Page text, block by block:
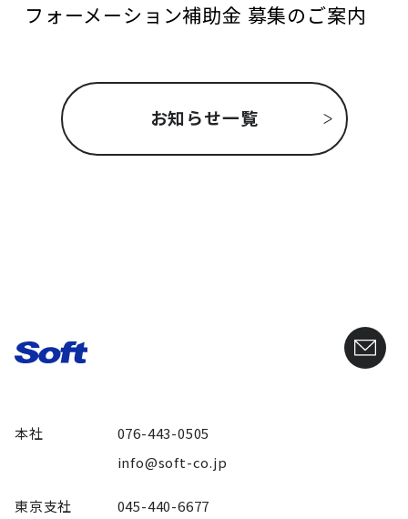
フォーメーション補助金 募集のご案内
お知らせ一覧
本社
076-443-0505
info@soft-co.jp
東京支社 045-440-6677